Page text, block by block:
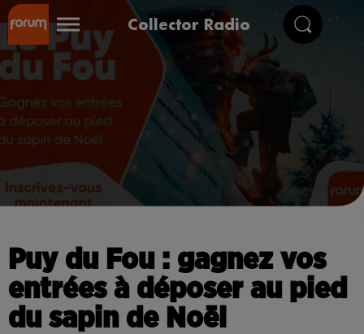
Collector Radio
Puy du Fou : gagnez vos
entrées à déposer au pied
du sapin de Noël